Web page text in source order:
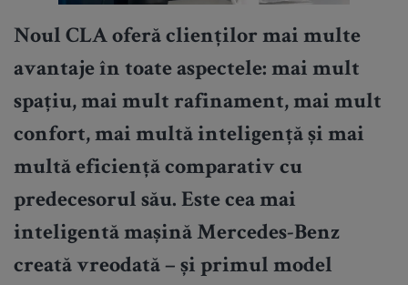
Noul CLA oferă clienților mai multe
avantaje în toate aspectele: mai mult
spațiu, mai mult rafinament, mai mult
confort, mai multă inteligență și mai
multă eficiență comparativ cu
predecesorul său. Este cea mai
inteligentă mașină Mercedes-Benz
creată vreodată – și primul model